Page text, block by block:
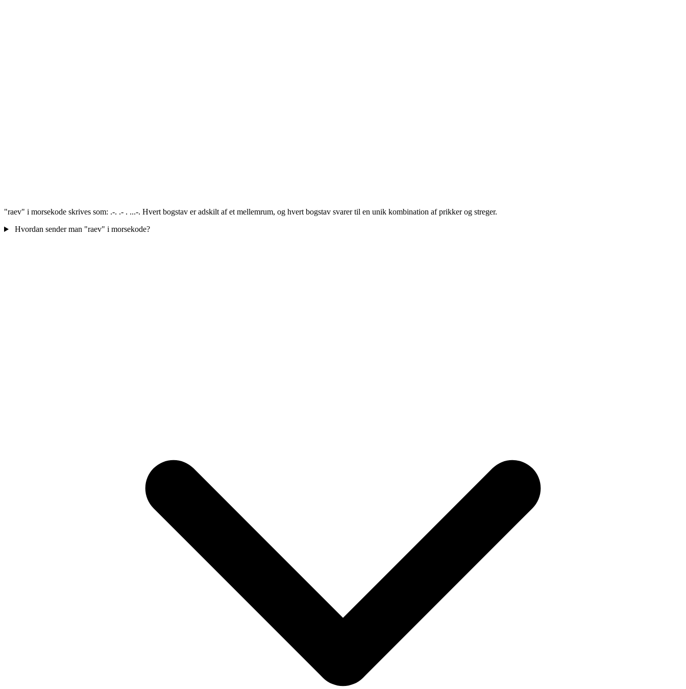
"raev" i morsekode skrives som: .-. .- . ...-. Hvert bogstav er adskilt af et mellemrum, og hvert bogstav svarer til en unik kombination af prikker og streger.
Hvordan sender man "raev" i morsekode?